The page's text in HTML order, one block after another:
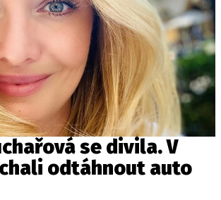
se divila. V
odtáhnout auto